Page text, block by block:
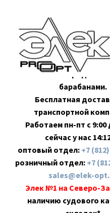
навигации
содержимому
Оптовая продажа
барабанами.
Бесплатная
транспортной
Работаем пн-пт с 9:00
сейчас у нас
оптовый отдел: +7
розничный отдел: +7
sales@elek-
Элек №1 на Северо-
наличию судового